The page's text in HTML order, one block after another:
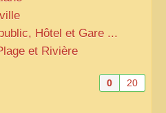
Hôtel et Gare ...
et Rivière
0 20